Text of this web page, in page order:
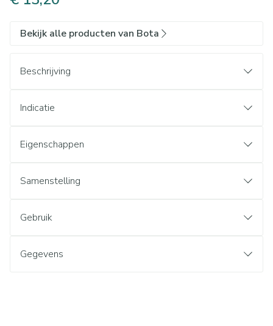
Bekijk alle producten van Bota
Beschrijving
Indicatie
Eigenschappen
Samenstelling
Gebruik
Gegevens